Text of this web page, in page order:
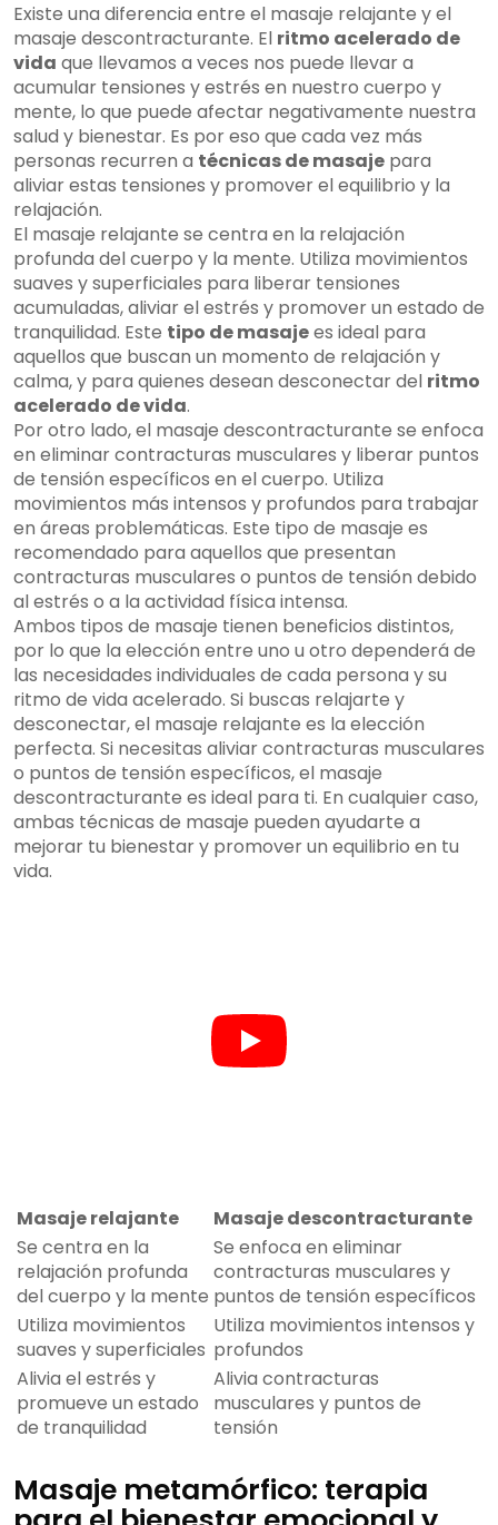
Existe una diferencia entre el masaje relajante y el
masaje descontracturante. El ritmo acelerado de
vida que llevamos a veces nos puede llevar a
acumular tensiones y estrés en nuestro cuerpo y
mente, lo que puede afectar negativamente nuestra
salud y bienestar. Es por eso que cada vez más
personas recurren a técnicas de masaje para
aliviar estas tensiones y promover el equilibrio y la
relajación.
El masaje relajante se centra en la relajación
profunda del cuerpo y la mente. Utiliza movimientos
suaves y superficiales para liberar tensiones
acumuladas, aliviar el estrés y promover un estado de
tranquilidad. Este tipo de masajees ideal para
aquellos que buscan un momento de relajación y
calma, y para quienes desean desconectar del ritmo
acelerado de vida.
Por otro lado, el masaje descontracturante se enfoca
en eliminar contracturas musculares y liberar puntos
de tensión específicos en el cuerpo. Utiliza
movimientos más intensos y profundos para trabajar
en áreas problemáticas. Este tipo de masaje es
recomendado para aquellos que presentan
contracturas musculares o puntos de tensión debido
al estrés o a la actividad física intensa.
Ambos tipos de masaje tienen beneficios distintos,
por lo que la elección entre uno u otro dependerá de
las necesidades individuales de cada persona y su
ritmo de vida acelerado. Si buscas relajarte y
desconectar, el masaje relajante es la elección
perfecta. Si necesitas aliviar contracturas musculares
o puntos de tensión específicos, el masaje
descontracturante es ideal para ti. En cualquier caso,
ambas técnicas de masaje pueden ayudarte a
mejorar tu bienestar y promover un equilibrio en tu
vida.
Masaje relajante
Masaje descontracturante
Se centra en la
relajación profunda
del cuerpo y la mente
Se enfoca en eliminar
contracturas musculares y
puntos de tensión específicos
Utiliza movimientos
suaves y superficiales
Utiliza movimientos intensos y
profundos
Alivia el estrés y
promueve un estado
de tranquilidad
Alivia contracturas
musculares y puntos de
tensión
Masaje metamórfico: terapia